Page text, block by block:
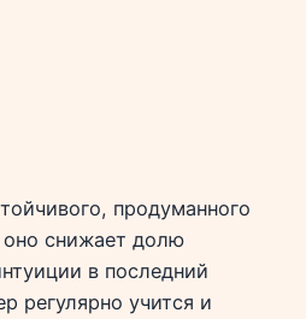
продуманного
оно снижает долю
в последний
регулярно учится и